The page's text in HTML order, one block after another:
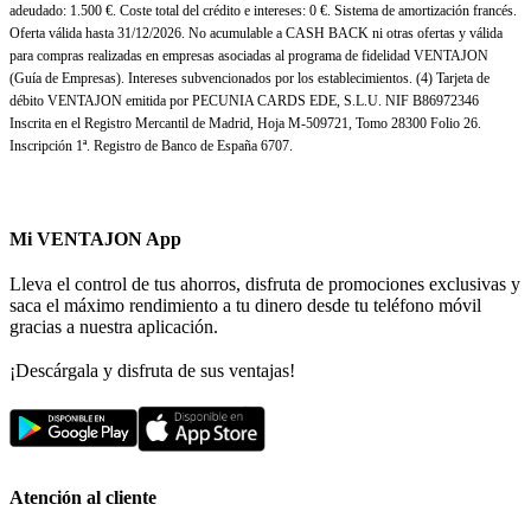
adeudado: 1.500 €. Coste total del crédito e intereses: 0 €. Sistema de amortización francés.
Oferta válida hasta 31/12/2026. No acumulable a CASH BACK ni otras ofertas y válida
para compras realizadas en empresas asociadas al programa de fidelidad VENTAJON
(Guía de Empresas). Intereses subvencionados por los establecimientos. (4) Tarjeta de
débito VENTAJON emitida por PECUNIA CARDS EDE, S.L.U. NIF B86972346
Inscrita en el Registro Mercantil de Madrid, Hoja M-509721, Tomo 28300 Folio 26.
Inscripción 1ª. Registro de Banco de España 6707.
Mi VENTAJON App
Lleva el control de tus ahorros, disfruta de promociones exclusivas y
saca el máximo rendimiento a tu dinero desde tu teléfono móvil
gracias a nuestra aplicación.
¡Descárgala y disfruta de sus ventajas!
Atención al cliente